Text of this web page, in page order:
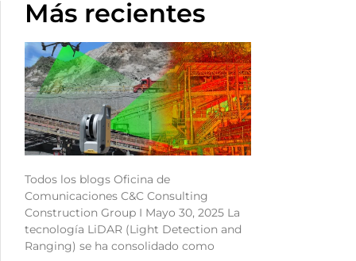
Más recientes
Todos los blogs Oficina de
Comunicaciones C&C Consulting
Construction Group I Mayo 30, 2025 La
tecnología LiDAR (Light Detection and
Ranging) se ha consolidado como